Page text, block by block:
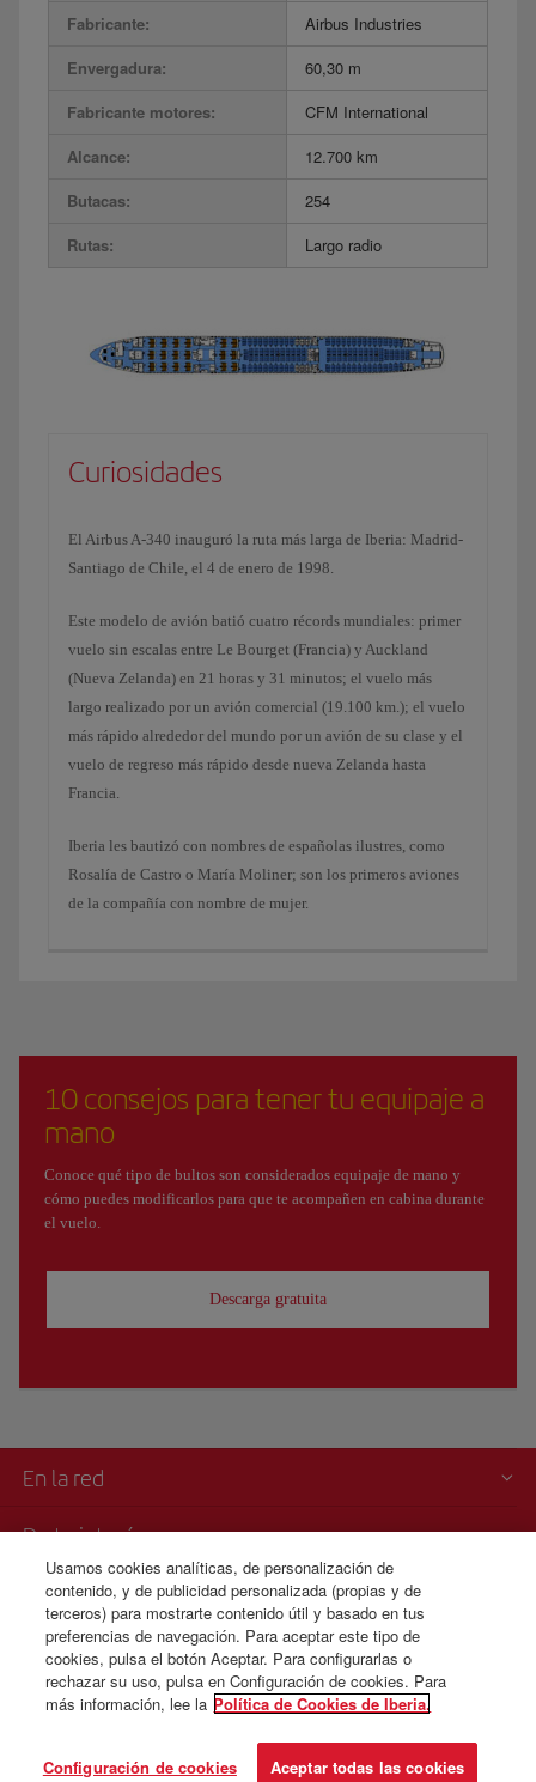
Fabricante:
Airbus Industries
Envergadura:
60,30 m
Fabricante motores:
CFM International
Alcance:
12.700 km
Butacas:
254
Rutas:
Largo radio
Curiosidades
El Airbus A-340 inauguró la ruta más larga de Iberia: Madrid-
Santiago de Chile, el 4 de enero de 1998.
Este modelo de avión batió cuatro récords mundiales: primer
vuelo sin escalas entre Le Bourget (Francia) y Auckland
(Nueva Zelanda) en 21 horas y 31 minutos; el vuelo más
largo realizado por un avión comercial (19.100 km.); el vuelo
más rápido alrededor del mundo por un avión de su clase y el
vuelo de regreso más rápido desde nueva Zelanda hasta
Francia.
Iberia les bautizó con nombres de españolas ilustres, como
Rosalía de Castro o María Moliner; son los primeros aviones
de la compañía con nombre de mujer.
10 consejos para tener tu equipaje a
mano
Conoce qué tipo de bultos son considerados equipaje de mano y
cómo puedes modificarlos para que te acompañen en cabina durante
el vuelo.
Descarga gratuita
En la red
De tu interés
Iberia es más
Transparencia
Usamos cookies analíticas, de personalización de
contenido, y de publicidad personalizada (propias y de
terceros) para mostrarte contenido útil y basado en tus
preferencias de navegación. Para aceptar este tipo de
cookies, pulsa el botón Aceptar. Para configurarlas o
rechazar su uso, pulsa en Configuración de cookies. Para
más información, lee la Política de Cookies de Iberia.
Configuración de cookies Aceptar todas las cookies